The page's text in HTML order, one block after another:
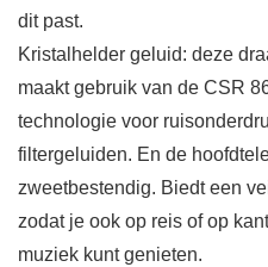
dit past.
Kristalhelder geluid: deze
maakt gebruik van de CSR
technologie voor
filtergeluiden. En de
zweetbestendig. Biedt een
zodat je ook op reis of op
muziek kunt genieten.